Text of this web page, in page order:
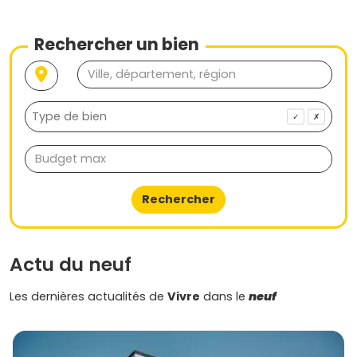
Rechercher un bien
✓ ✗
Rechercher
Actu du neuf
Les dernières actualités de Vivre dans le neuf